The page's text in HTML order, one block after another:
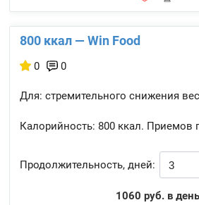
800 ккал — Win Food
0 0
Для: стремительного снижения
Калорийность: 800 ккал. Приемов
Продолжительность, дней:
1060 руб. в день